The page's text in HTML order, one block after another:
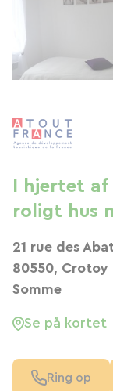
I hjertet
roligt hus
21 rue des
80550, Crotoy
Somme
Se på kortet
Ring op